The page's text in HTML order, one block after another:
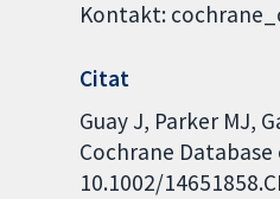
Kontakt:
Citat
Guay J, Parker MJ,
Cochrane Database
10.1002/